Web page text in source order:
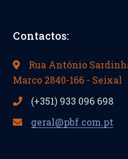
Contactos:
Rua António
Marco 2840-166 - Seixal
(+351) 933 096 698
geral@pbf.com.pt